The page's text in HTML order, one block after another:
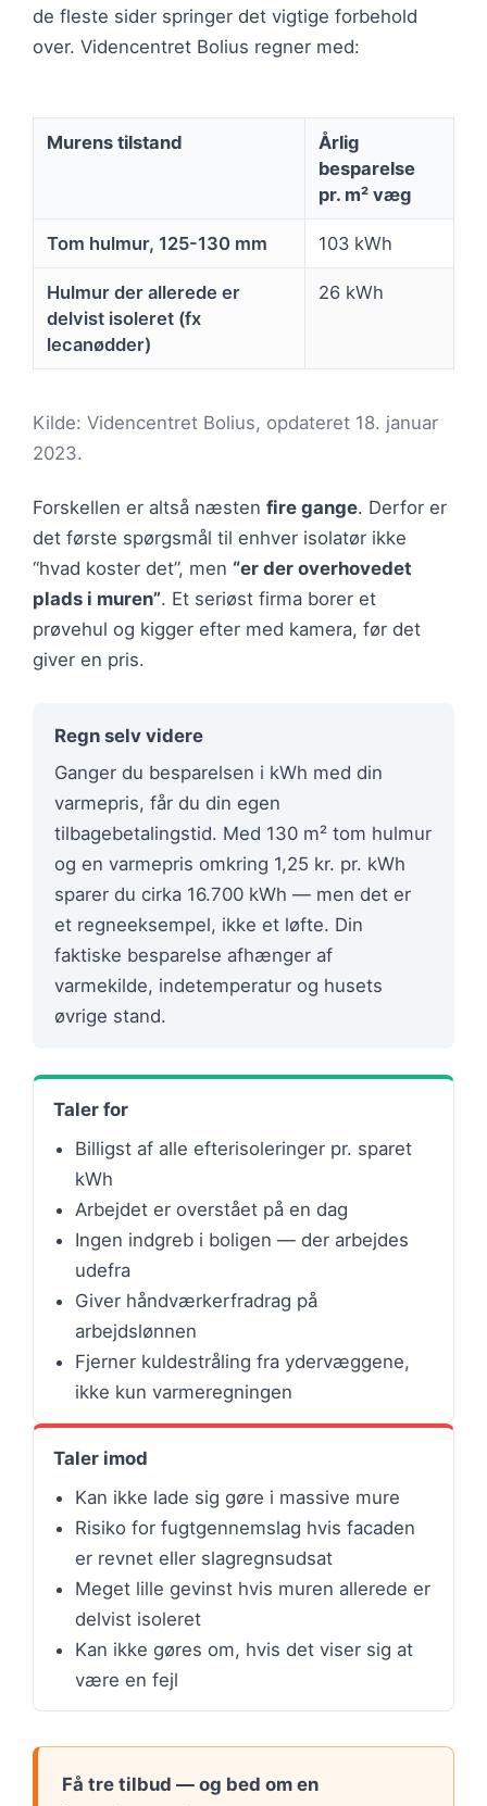
de fleste sider springer det vigtige forbehold
over. Videncentret Bolius regner med:
Murens tilstand
Årlig
besparelse
pr. m² væg
Tom hulmur, 125-130 mm 103 kWh
Hulmur der allerede er
delvist isoleret (fx
lecanødder)
26 kWh
Kilde: Videncentret Bolius, opdateret 18. januar
2023.
Forskellen er altså næsten fire gange. Derfor er
det første spørgsmål til enhver isolatør ikke
“hvad koster det”, men “er der overhovedet
plads i muren”. Et seriøst firma borer et
prøvehul og kigger efter med kamera, før det
giver en pris.
Regn selv videre
Ganger du besparelsen i kWh med din
varmepris, får du din egen
tilbagebetalingstid. Med 130 m² tom hulmur
og en varmepris omkring 1,25 kr. pr. kWh
sparer du cirka 16.700 kWh — men det er
et regneeksempel, ikke et løfte. Din
faktiske besparelse afhænger af
varmekilde, indetemperatur og husets
øvrige stand.
Taler for
Billigst af alle efterisoleringer pr. sparet
kWh
Arbejdet er overstået på en dag
Ingen indgreb i boligen — der arbejdes
udefra
Giver håndværkerfradrag på
arbejdslønnen
Fjerner kuldestråling fra ydervæggene,
ikke kun varmeregningen
Taler imod
Kan ikke lade sig gøre i massive mure
Risiko for fugtgennemslag hvis facaden
er revnet eller slagregnsudsat
Meget lille gevinst hvis muren allerede er
delvist isoleret
Kan ikke gøres om, hvis det viser sig at
være en fejl
Få tre tilbud — og bed om en